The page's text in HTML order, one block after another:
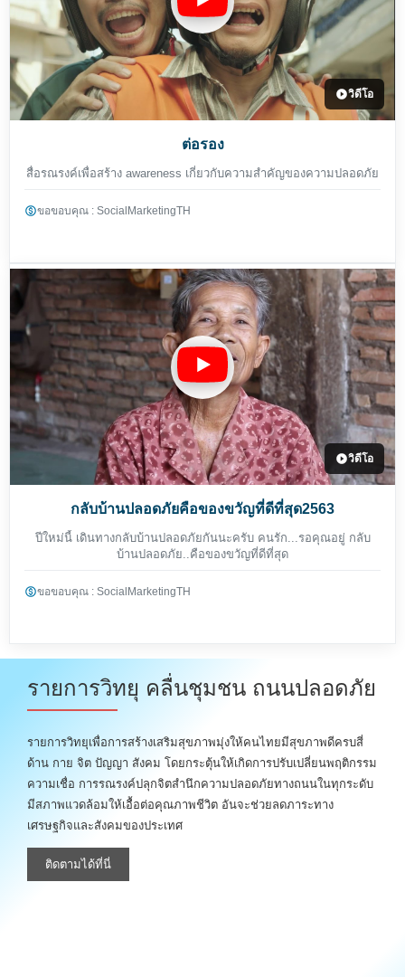
วิดีโอ
ต่อรอง
สื่อรณรงค์เพื่อสร้าง awareness เกี่ยวกับความสำคัญของความปลอดภัย
ขอขอบคุณ : SocialMarketingTH
วิดีโอ
กลับบ้านปลอดภัยคือของขวัญที่ดีที่สุด2563
ปีใหม่นี้ เดินทางกลับบ้านปลอดภัยกันนะครับ คนรัก...รอคุณอยู่ กลับ
บ้านปลอดภัย..คือของขวัญที่ดีที่สุด
ขอขอบคุณ : SocialMarketingTH
รายการวิทยุ คลื่นชุมชน ถนนปลอดภัย
รายการวิทยุเพื่อการสร้างเสริมสุขภาพมุ่งให้คนไทยมีสุขภาพดีครบสี่
ด้าน กาย จิต ปัญญา สังคม โดยกระตุ้นให้เกิดการปรับเปลี่ยนพฤติกรรม
ความเชื่อ การรณรงค์ปลุกจิตสำนึกความปลอดภัยทางถนนในทุกระดับ
มีสภาพแวดล้อมให้เอื้อต่อคุณภาพชีวิต อันจะช่วยลดภาระทาง
เศรษฐกิจและสังคมของประเทศ
ติดตามได้ที่นี่